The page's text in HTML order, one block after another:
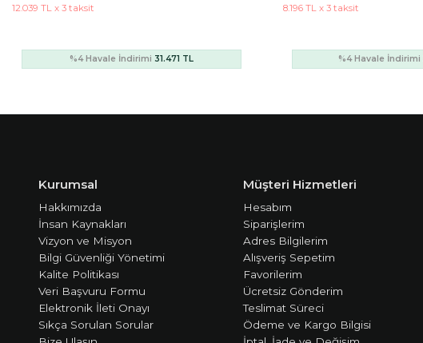
8.196 TL x 3 taksit
%4 Havale İndirimi 21.426 TL
10.502 TL x 3 taksit
%4 Havale İndirimi
Kurumsal
Hakkımızda
İnsan Kaynakları
Vizyon ve Misyon
Bilgi Güvenliği Yönetimi
Kalite Politikası
Veri Başvuru Formu
Elektronik İleti Onayı
Sıkça Sorulan Sorular
Müşteri Hizmetleri
Hesabım
Siparişlerim
Adres Bilgilerim
Alışveriş Sepetim
Favorilerim
Ücretsiz Gönderim
Teslimat Süreci
Ödeme ve Kargo Bilgisi